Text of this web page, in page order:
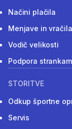
Načini plačila
Menjave in vračila
Vodič velikosti
Podpora strankam
STORITVE
Odkup športne
Servis